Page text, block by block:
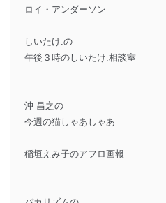
ロイ・アンダーソン
しいたけ.の
午後３時のしいたけ.相談室
沖 昌之の
今週の猫しゃあしゃあ
稲垣えみ子のアフロ画報